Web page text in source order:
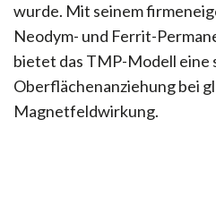
wurde. Mit seinem
Neodym- und Ferrit-
bietet das TMP-Modell eine
Oberflächenanziehung bei
Magnetfeldwirkung.